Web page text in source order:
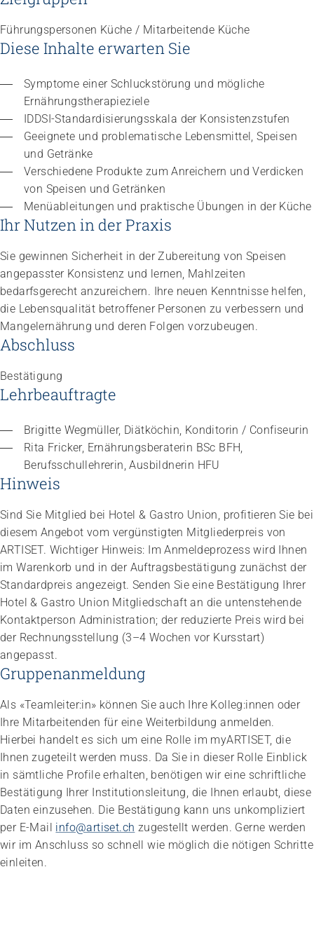
Impuls
Umgang mit verhaltensbezogenen und
psychologischen Symptomen bei Menschen mit
Demenz
Führungspersonen Küche / Mitarbeitende Küche
Diese Inhalte erwarten Sie
Symptome einer Schluckstörung und mögliche
Ernährungstherapieziele
IDDSI-Standardisierungsskala der Konsistenzstufen
Geeignete und problematische Lebensmittel, Speisen
und Getränke
Verschiedene Produkte zum Anreichern und Verdicken
von Speisen und Getränken
Menüableitungen und praktische Übungen in der Küche
Ihr Nutzen in der Praxis
Sie gewinnen Sicherheit in der Zubereitung von Speisen
angepasster Konsistenz und lernen, Mahlzeiten
bedarfsgerecht anzureichern. Ihre neuen Kenntnisse helfen,
die Lebensqualität betroffener Personen zu verbessern und
Mangelernährung und deren Folgen vorzubeugen.
Abschluss
Bestätigung
Lehrbeauftragte
Brigitte Wegmüller, Diätköchin, Konditorin / Confiseurin
Rita Fricker, Ernährungsberaterin BSc BFH,
Berufsschullehrerin, Ausbildnerin HFU
Hinweis
Sind Sie Mitglied bei Hotel & Gastro Union, profitieren Sie bei
diesem Angebot vom vergünstigten Mitgliederpreis von
ARTISET. Wichtiger Hinweis: Im Anmeldeprozess wird Ihnen
im Warenkorb und in der Auftragsbestätigung zunächst der
Standardpreis angezeigt. Senden Sie eine Bestätigung Ihrer
Hotel & Gastro Union Mitgliedschaft an die untenstehende
Kontaktperson Administration; der reduzierte Preis wird bei
der Rechnungsstellung (3–4 Wochen vor Kursstart)
angepasst.
Gruppenanmeldung
Als «Teamleiter:in» können Sie auch Ihre Kolleg:innen oder
Ihre Mitarbeitenden für eine Weiterbildung anmelden.
Hierbei handelt es sich um eine Rolle im myARTISET, die
Ihnen zugeteilt werden muss. Da Sie in dieser Rolle Einblick
in sämtliche Profile erhalten, benötigen wir eine schriftliche
Bestätigung Ihrer Institutionsleitung, die Ihnen erlaubt, diese
Daten einzusehen. Die Bestätigung kann uns unkompliziert
per E-Mail info@artiset.ch zugestellt werden. Gerne werden
wir im Anschluss so schnell wie möglich die nötigen Schritte
einleiten.